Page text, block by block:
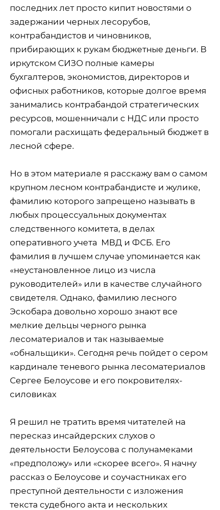
последних лет просто кипит новостями о
задержании черных лесорубов,
контрабандистов и чиновников,
прибирающих к рукам бюджетные деньги. В
иркутском СИЗО полные камеры
бухгалтеров, экономистов, директоров и
офисных работников, которые долгое время
занимались контрабандой стратегических
ресурсов, мошенничали с НДС или просто
помогали расхищать федеральный бюджет в
лесной сфере.
Но в этом материале я расскажу вам о самом
крупном лесном контрабандисте и жулике,
фамилию которого запрещено называть в
любых процессуальных документах
следственного комитета, в делах
оперативного учета МВД и ФСБ. Его
фамилия в лучшем случае упоминается как
«неустановленное лицо из числа
руководителей» или в качестве случайного
свидетеля. Однако, фамилию лесного
Эскобара довольно хорошо знают все
мелкие дельцы черного рынка
лесоматериалов и так называемые
«обнальщики». Сегодня речь пойдет о сером
кардинале теневого рынка лесоматериалов
Сергее Белоусове и его покровителях-
силовиках
Я решил не тратить время читателей на
пересказ инсайдерских слухов о
деятельности Белоусова с полунамеками
«предположу» или «скорее всего». Я начну
рассказ о Белоусове и соучастниках его
преступной деятельности с изложения
текста судебного акта и нескольких